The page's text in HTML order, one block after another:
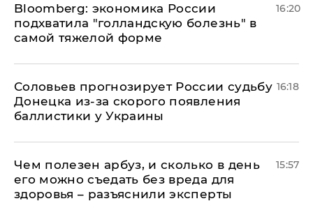
Bloomberg: экономика России
подхватила "голландскую болезнь" в
самой тяжелой форме
16:20
Соловьев прогнозирует России судьбу
Донецка из-за скорого появления
баллистики у Украины
16:18
Чем полезен арбуз, и сколько в день
его можно съедать без вреда для
здоровья – разъяснили эксперты
15:57